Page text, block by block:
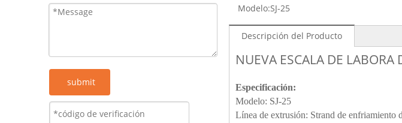
submit
Modelo:SJ-25
Descripción del Producto
NUEVA ESCALA DE
Especificación:
Modelo: SJ-25
Línea de extrusión: Strand de enfriamiento